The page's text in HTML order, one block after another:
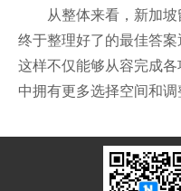
从整体来看，新加坡
终于整理好了的最佳答案
这样不仅能够从容完成
中拥有更多选择空间和调